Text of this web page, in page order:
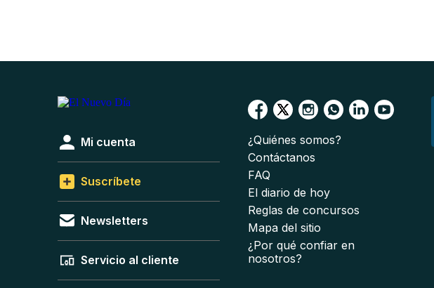
Mi cuenta
Suscríbete
Newsletters
Servicio al cliente
¿Quiénes somos?
Contáctanos
FAQ
El diario de hoy
Reglas de concursos
Mapa del sitio
¿Por qué confiar en
nosotros?